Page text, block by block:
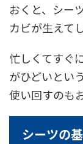
おくと、シー
カビが生えて
忙しくてすぐ
がひどいとい
使い回すのも
シーツの